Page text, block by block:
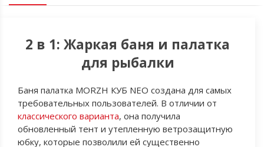
2 в 1: Жаркая баня и палатка
для рыбалки
Баня палатка MORZH КУБ NEO создана для самых
требовательных пользователей. В отличии от
классического варианта, она получила
обновленный тент и утепленную ветрозащитную
юбку, которые позволили ей существенно